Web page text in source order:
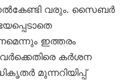
നൽകേണ്ടി വരും. സൈബർ
ഇത്തരം
കർശന
മുന്നറിയിപ്പ്